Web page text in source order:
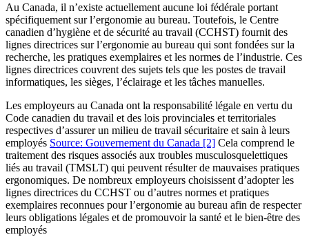
Au Canada, il n’existe actuellement aucune loi fédérale portant
spécifiquement sur l’ergonomie au bureau. Toutefois, le Centre
canadien d’hygiène et de sécurité au travail (CCHST) fournit des
lignes directrices sur l’ergonomie au bureau qui sont fondées sur la
recherche, les pratiques exemplaires et les normes de l’industrie. Ces
lignes directrices couvrent des sujets tels que les postes de travail
informatiques, les sièges, l’éclairage et les tâches manuelles.
Les employeurs au Canada ont la responsabilité légale en vertu du
Code canadien du travail et des lois provinciales et territoriales
respectives d’assurer un milieu de travail sécuritaire et sain à leurs
employés Source: Gouvernement du Canada [2] Cela comprend le
traitement des risques associés aux troubles musculosquelettiques
liés au travail (TMSLT) qui peuvent résulter de mauvaises pratiques
ergonomiques. De nombreux employeurs choisissent d’adopter les
lignes directrices du CCHST ou d’autres normes et pratiques
exemplaires reconnues pour l’ergonomie au bureau afin de respecter
leurs obligations légales et de promouvoir la santé et le bien-être des
employés